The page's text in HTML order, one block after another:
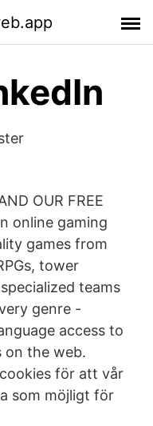
OUR FREE
online gaming
games from
tower
teams
genre -
access to
on the web.
för att vår
som möjligt för